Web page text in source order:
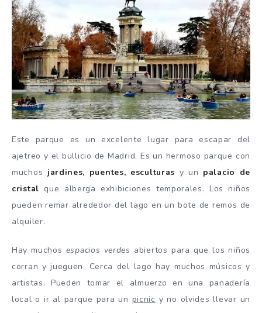
Este parque es un excelente lugar para escapar del
ajetreo y el bullicio de Madrid. Es un hermoso parque con
muchos jardines, puentes, esculturas y un palacio de
cristal que alberga exhibiciones temporales. Los niños
pueden remar alrededor del lago en un bote de remos de
alquiler.
Hay muchos espacios verdes abiertos para que los niños
corran y jueguen. Cerca del lago hay muchos músicos y
artistas. Pueden tomar el almuerzo en una panadería
local o ir al parque para un picnic y no olvides llevar un